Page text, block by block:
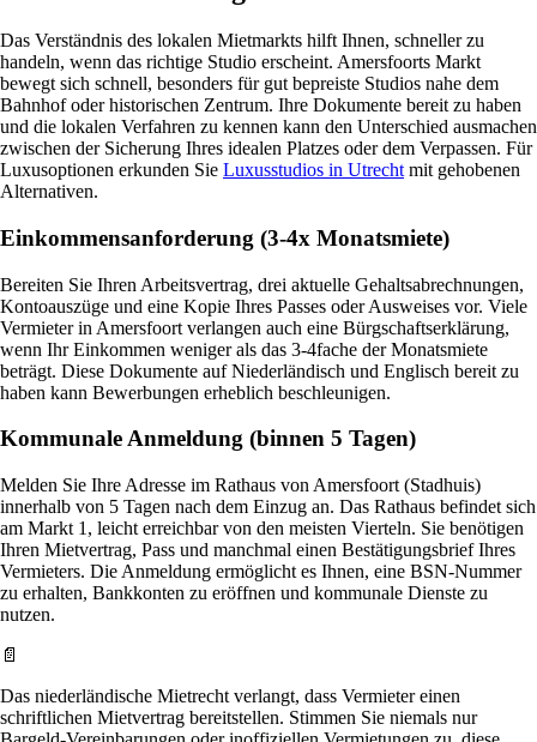
Das Verständnis des lokalen Mietmarkts hilft Ihnen, schneller zu
handeln, wenn das richtige Studio erscheint. Amersfoorts Markt
bewegt sich schnell, besonders für gut bepreiste Studios nahe dem
Bahnhof oder historischen Zentrum. Ihre Dokumente bereit zu haben
und die lokalen Verfahren zu kennen kann den Unterschied ausmachen
zwischen der Sicherung Ihres idealen Platzes oder dem Verpassen. Für
Luxusoptionen erkunden Sie Luxusstudios in Utrecht mit gehobenen
Alternativen.
Einkommensanforderung (3-4x Monatsmiete)
Bereiten Sie Ihren Arbeitsvertrag, drei aktuelle Gehaltsabrechnungen,
Kontoauszüge und eine Kopie Ihres Passes oder Ausweises vor. Viele
Vermieter in Amersfoort verlangen auch eine Bürgschaftserklärung,
wenn Ihr Einkommen weniger als das 3-4fache der Monatsmiete
beträgt. Diese Dokumente auf Niederländisch und Englisch bereit zu
haben kann Bewerbungen erheblich beschleunigen.
Kommunale Anmeldung (binnen 5 Tagen)
Melden Sie Ihre Adresse im Rathaus von Amersfoort (Stadhuis)
innerhalb von 5 Tagen nach dem Einzug an. Das Rathaus befindet sich
am Markt 1, leicht erreichbar von den meisten Vierteln. Sie benötigen
Ihren Mietvertrag, Pass und manchmal einen Bestätigungsbrief Ihres
Vermieters. Die Anmeldung ermöglicht es Ihnen, eine BSN-Nummer
zu erhalten, Bankkonten zu eröffnen und kommunale Dienste zu
nutzen.
📄
Das niederländische Mietrecht verlangt, dass Vermieter einen
schriftlichen Mietvertrag bereitstellen. Stimmen Sie niemals nur